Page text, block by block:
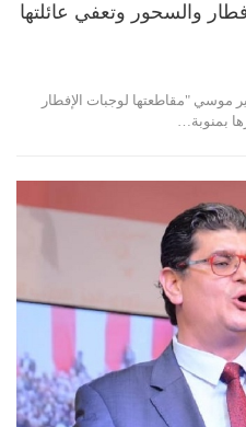
والسحور وتعفي عائلتها
موسي "مقاطعتها لوجبات الإفطار
بمنوبة…